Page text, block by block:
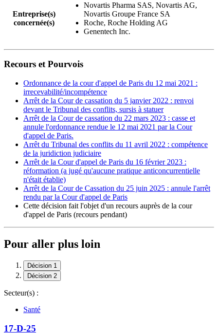
Entreprise(s)
concernée(s)
Novartis Pharma SAS, Novartis AG,
Novartis Groupe France SA
Roche, Roche Holding AG
Genentech Inc.
Recours et Pourvois
Ordonnance de la cour d'appel de Paris du 12 mai 2021 :
irrecevabilité/incompétence
Arrêt de la Cour de cassation du 5 janvier 2022 : renvoi
devant le Tribunal des conflits, sursis à statuer
Arrêt de la Cour de cassation du 22 mars 2023 : casse et
annule l'ordonnance rendue le 12 mai 2021 par la Cour
d'appel de Paris.
Arrêt du Tribunal des conflits du 11 avril 2022 : compétence
de la juridiction judiciaire
Arrêt de la Cour d'appel de Paris du 16 février 2023 :
réformation (a jugé qu'aucune pratique anticoncurrentielle
n'était établie)
Arrêt de la Cour de Cassation du 25 juin 2025 : annule l'arrêt
rendu par la Cour d'appel de Paris
Cette décision fait l'objet d'un recours auprès de la cour
d'appel de Paris (recours pendant)
Pour aller plus loin
Décision 1
Décision 2
Secteur(s) :
Santé
17-D-25